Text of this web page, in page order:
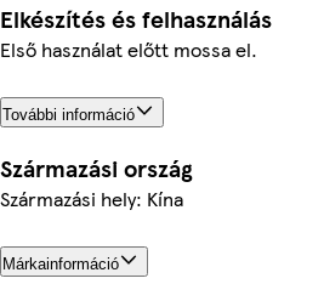
Elkészítés és felhasználás
Első használat előtt mossa el.
További információ
Származási ország
Származási hely: Kína
Márkainformáció